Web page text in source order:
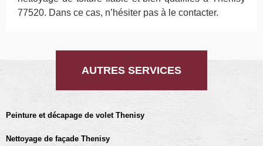
77520. Dans ce cas, n’hésiter pas à le contacter.
AUTRES SERVICES
Peinture et décapage de volet Thenisy
Nettoyage de façade Thenisy